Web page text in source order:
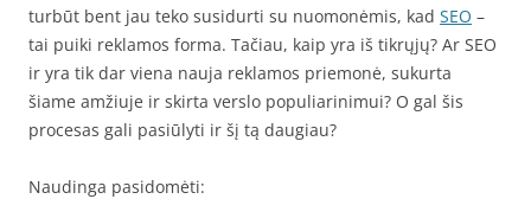
turbūt bent jau teko susidurti su nuomonėmis, kad SEO –
tai puiki reklamos forma. Tačiau, kaip yra iš tikrųjų? Ar SEO
ir yra tik dar viena nauja reklamos priemonė, sukurta
šiame amžiuje ir skirta verslo populiarinimui? O gal šis
procesas gali pasiūlyti ir šį tą daugiau?
Naudinga pasidomėti: